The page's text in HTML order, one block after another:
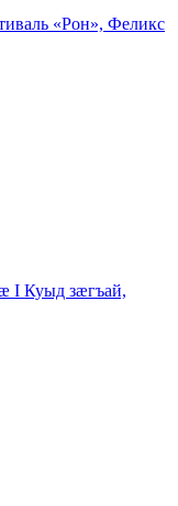
«Рон», Феликс
I Куыд зӕгъай,